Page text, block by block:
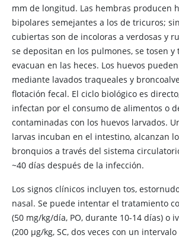
mm de longitud. Las hembras producen
bipolares semejantes a los de tricuros;
cubiertas son de incoloras a verdosas y
se depositan en los pulmones, se tosen y
evacuan en las heces. Los huevos
mediante lavados traqueales y
flotación fecal. El ciclo biológico es
infectan por el consumo de alimentos o
contaminadas con los huevos larvados.
larvas incuban en el intestino, alcanzan
bronquios a través del sistema
~40 días después de la infección.
Los signos clínicos incluyen tos,
nasal. Se puede intentar el tratamiento
(50 mg/kg/día, PO, durante 10-14 días) o
(200 μg/kg, SC, dos veces con un